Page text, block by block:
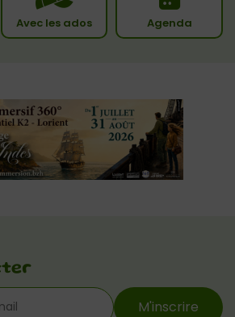
Avec les ados Agenda
M'inscrire